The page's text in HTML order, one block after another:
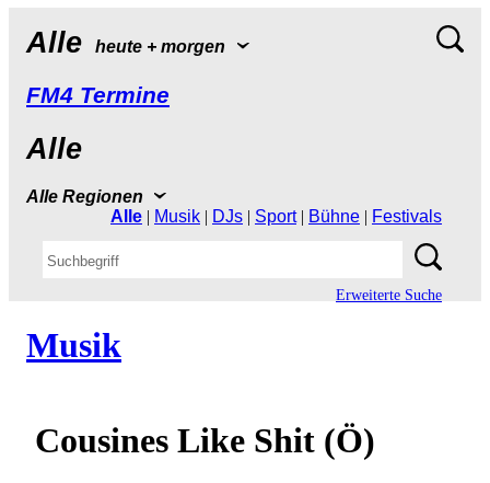
Alle heute+morgen
FM4Termine
Alle
AlleRegionen
Alle | Musik | DJs | Sport| Bühne | Festivals
ErweiterteSuche
Musik
CousinesLikeShit(Ö)